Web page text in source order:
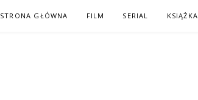
STRONA GŁÓWNA FILM SERIAL KSIĄŻKA